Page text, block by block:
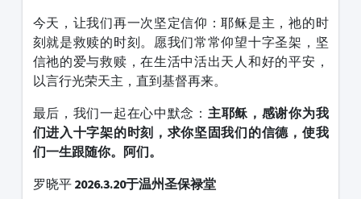
今天，让我们再一次坚定信仰：耶稣是主，祂的时
刻就是救赎的时刻。愿我们常常仰望十字圣架，坚
信祂的爱与救赎，在生活中活出天人和好的平安，
以言行光荣天主，直到基督再来。
最后，我们一起在心中默念： 主耶稣，感谢你为我
们进入十字架的时刻，求你坚固我们的信德，使我
们一生跟随你。阿们。
罗晓平 2026.3.20于温州圣保禄堂